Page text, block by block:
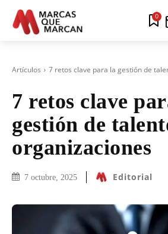
0
Artículos 7 retos clave para la gestión de
7 retos clave
gestión de
organizaciones
7 octubre, 2025 Editorial